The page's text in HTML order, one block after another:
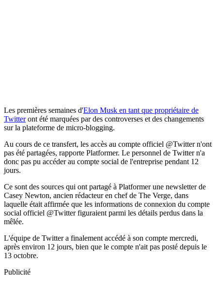
Les premières semaines d'Elon Musk en tant que propriétaire de
Twitteront été marquées par des controverses et des changements
sur la plateforme de micro-blogging.
Au cours de ce transfert, les accès au compte officiel @Twitter n'ont
pas été partagées, rapporte Platformer. Le personnel de Twitter n'a
donc pas pu accéder au compte social de l'entreprise pendant 12
jours.
Ce sont des sources qui ont partagé à Platformer une newsletter de
Casey Newton, ancien rédacteur en chef de The Verge, dans
laquelle était affirmée que les informations de connexion du compte
social officiel @Twitter figuraient parmi les détails perdus dans la
mêlée.
L'équipe de Twitter a finalement accédé à son compte mercredi,
après environ 12 jours, bien que le compte n'ait pas posté depuis le
13 octobre.
Publicité